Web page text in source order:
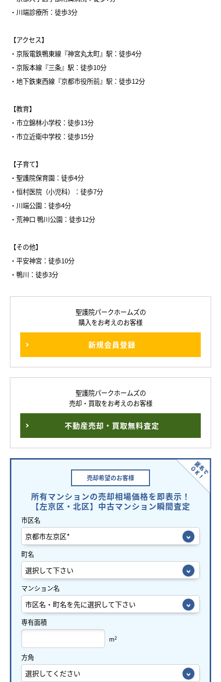
・川端診療所：徒歩3分
【アクセス】
・京阪電鉄鴨東線『神宮丸太町』駅：徒歩4分
・京阪本線『三条』駅：徒歩10分
・地下鉄東西線『京都市役所前』駅：徒歩12分
【教育】
・市立錦林小学校：徒歩13分
・市立近衛中学校：徒歩15分
【子育て】
・聖護院保育園：徒歩4分
・恒村医院（小児科）：徒歩7分
・川端公園：徒歩4分
・荒神口 鴨川公園：徒歩12分
【その他】
・平安神宮：徒歩10分
・鴨川：徒歩3分
聖護院パークホームズの
購入をお考えのお客様
新規会員登録
聖護院パークホームズの
売却・買取をお考えのお客様
不動産売却・買取無料査定
売却希望のお客様
所有マンションの売却相場価格を即表示！
【左京区・北区】中古マンション瞬間査定
市区名
町名
マンション名
専有面積
m2
方角